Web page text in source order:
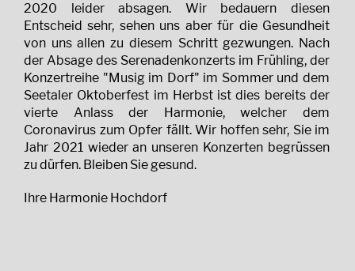
2020 leider absagen. Wir bedauern diesen
Entscheid sehr, sehen uns aber für die Gesundheit
von uns allen zu diesem Schritt gezwungen. Nach
der Absage des Serenadenkonzerts im Frühling, der
Konzertreihe "Musig im Dorf" im Sommer und dem
Seetaler Oktoberfest im Herbst ist dies bereits der
vierte Anlass der Harmonie, welcher dem
Coronavirus zum Opfer fällt. Wir hoffen sehr, Sie im
Jahr 2021 wieder an unseren Konzerten begrüssen
zu dürfen. Bleiben Sie gesund.
Ihre Harmonie Hochdorf